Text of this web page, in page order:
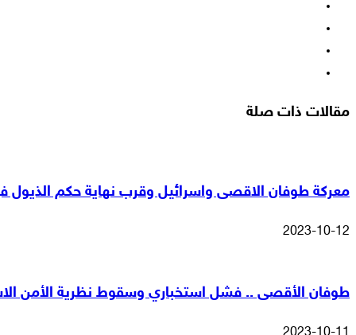
مقالات ذات صلة
معركة طوفان الاقصى واسرائيل وقرب نهاية حكم الذيول
2023-10-12
طوفان الأقصى .. فشل استخباري وسقوط نظرية الأمن